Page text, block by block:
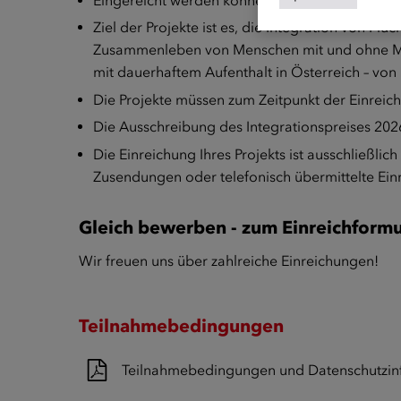
Ziel der Projekte ist es, die Integration von
Zusammenleben von Menschen mit und
mit dauerhaftem Aufenthalt in Österreich –
Die Projekte müssen zum Zeitpunkt der
Die Ausschreibung des Integrationspreises
Die Einreichung Ihres Projekts ist
Zusendungen oder telefonisch übermittelte
Gleich bewerben - zum
Wir freuen uns über zahlreiche Einreichungen!
Teilnahmebedingungen
Teilnahmebedingungen und